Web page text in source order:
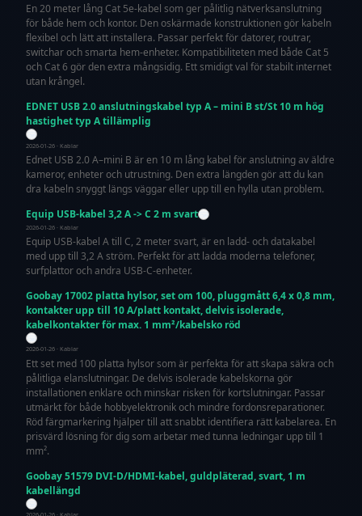
En 20 meter lång Cat 5e-kabel som ger pålitlig nätverksanslutning
för både hem och kontor. Den oskärmade konstruktionen gör kabeln
flexibel och lätt att installera. Passar perfekt för datorer, routrar,
switchar och smarta hem-enheter. Kompatibiliteten med både Cat 5
och Cat 6 gör den extra mångsidig. Ett smidigt val för stabilt internet
utan krångel.
EDNET USB 2.0 anslutningskabel typ A – mini B st/St 10 m hög
hastighet typ A tillämplig
2026-01-26 · Kablar
Ednet USB 2.0 A–mini B är en 10 m lång kabel för anslutning av äldre
kameror, enheter och utrustning. Den extra längden gör att du kan
dra kabeln snyggt längs väggar eller upp till en hylla utan problem.
Equip USB-kabel 3,2 A -> C 2 m svart
2026-01-26 · Kablar
Equip USB-kabel A till C, 2 meter svart, är en ladd- och datakabel
med upp till 3,2 A ström. Perfekt för att ladda moderna telefoner,
surfplattor och andra USB-C-enheter.
Goobay 17002 platta hylsor, set om 100, pluggmått 6,4 x 0,8 mm,
kontakter upp till 10 A/platt kontakt, delvis isolerade,
kabelkontakter för max. 1 mm²/kabelsko röd
2026-01-26 · Kablar
Ett set med 100 platta hylsor som är perfekta för att skapa säkra och
pålitliga elanslutningar. De delvis isolerade kabelskorna gör
installationen enklare och minskar risken för kortslutningar. Passar
utmärkt för både hobbyelektronik och mindre fordonsreparationer.
Röd färgmarkering hjälper till att snabbt identifiera rätt kabelarea. En
prisvärd lösning för dig som arbetar med tunna ledningar upp till 1
mm².
Goobay 51579 DVI-D/HDMI-kabel, guldpläterad, svart, 1 m
kabellängd